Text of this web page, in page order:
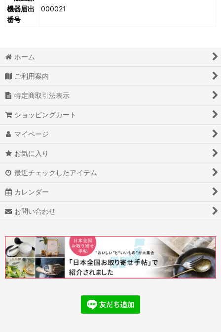
機器届出
番号
000021
ホーム
ご利用案内
特定商取引法表示
ショッピングカート
マイページ
お気に入り
最近チェックしたアイテム
カレンダー
お問い合わせ